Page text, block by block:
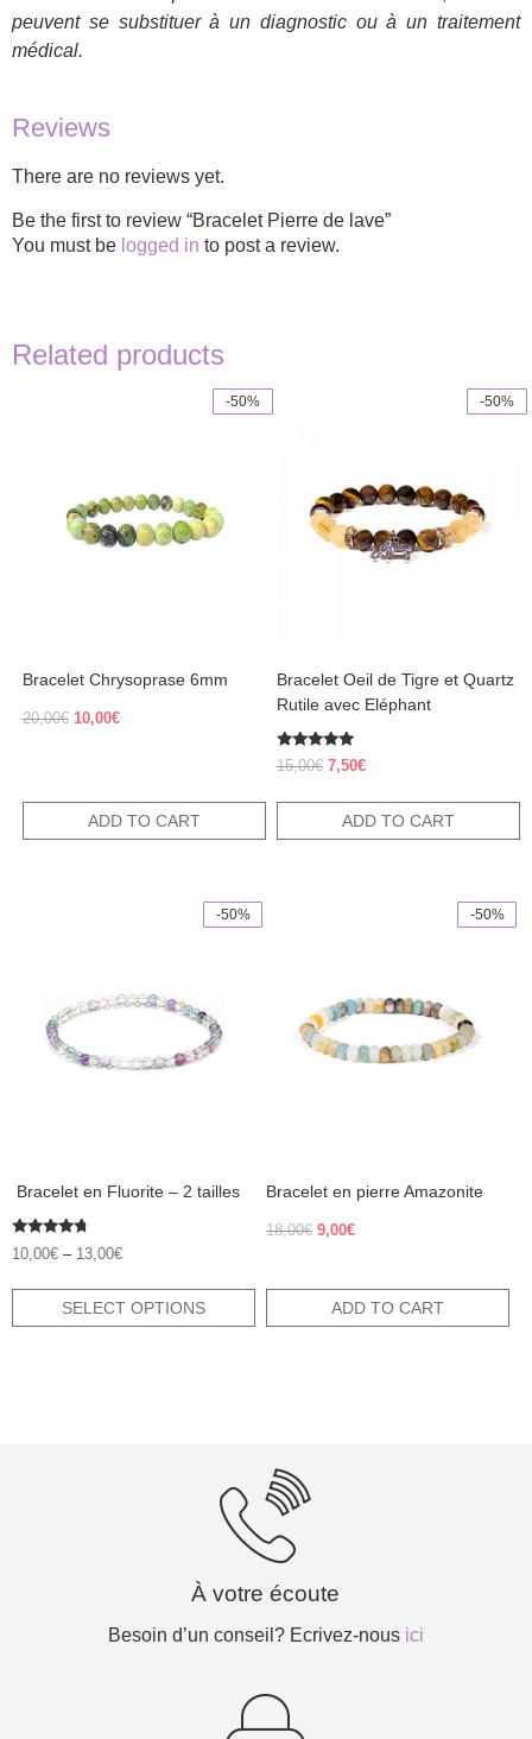
peuvent se substituer à un diagnostic ou à un traitement
médical.
Reviews
There are no reviews yet.
Be the first to review “Bracelet Pierre de lave”
You must be logged in to post a review.
Related products
-50%
Bracelet Chrysoprase 6mm
20,00€ Original
10,00€Current
ADD TO CART
-50%
Bracelet Oeil de Tigre et Quartz
Rutile avec Eléphant
Rated
5.00
15,00€ Original
15,00€.
7,50€Current
7,50€.
ADD TO CART
-50%
​ Bracelet en Fluorite – 2 tailles
Rated
4.50
10,00€ – 13,00€
SELECT OPTIONS
variants.
options
page
-50%
Bracelet en pierre Amazonite
18,00€ Original
9,00€Current
ADD TO CART
À votre écoute
Besoin d’un conseil? Ecrivez-nous ici